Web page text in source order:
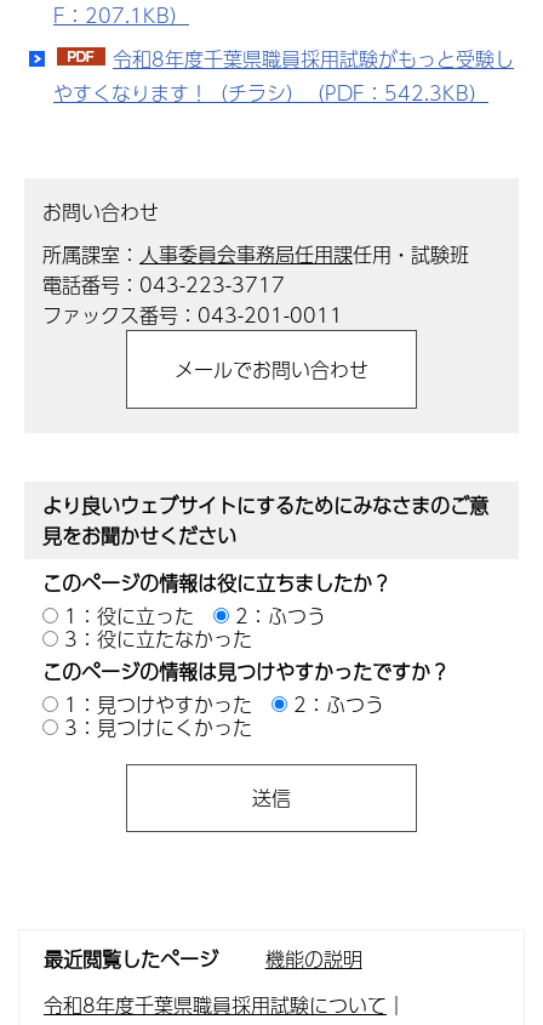
F：207.1KB）
令和8年度千葉県職員採用試験がもっと受験し
やすくなります！（チラシ）（PDF：542.3KB）
お問い合わせ
所属課室： 人事委員会事務局任用課任用・試験班
電話番号：043-223-3717
ファックス番号：043-201-0011
より良いウェブサイトにするためにみなさまのご意
見をお聞かせください
このページの情報は役に立ちましたか？
1：役に立った
2：ふつう
3：役に立たなかった
このページの情報は見つけやすかったですか？
1：見つけやすかった
2：ふつう
3：見つけにくかった
最近閲覧したページ
機能の説明
令和8年度千葉県職員採用試験について ｜